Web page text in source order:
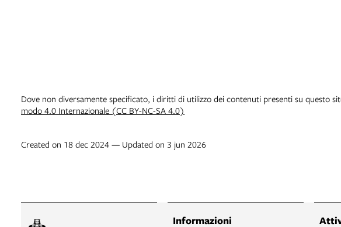
Dove non diversamente specificato, i diritti di utilizzo dei contenuti presenti su questo
modo 4.0 Internazionale (CC BY-NC-SA 4.0)
Created on 18 dec 2024 — Updated on 3 jun 2026
Informazioni